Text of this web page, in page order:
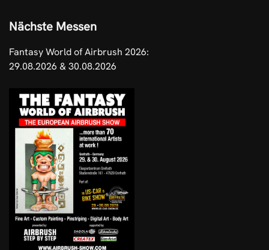
Nächste Messen
Fantasy World of Airbrush 2026:
29.08.2026 & 30.08.2026